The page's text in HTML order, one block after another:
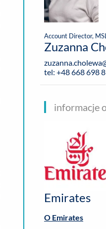
Account Director,
Zuzanna
tel: +48 668 698
informacje
Emirates
O Emirates